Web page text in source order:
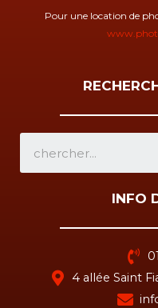
Pour une location de
INFO
4 allée Saint